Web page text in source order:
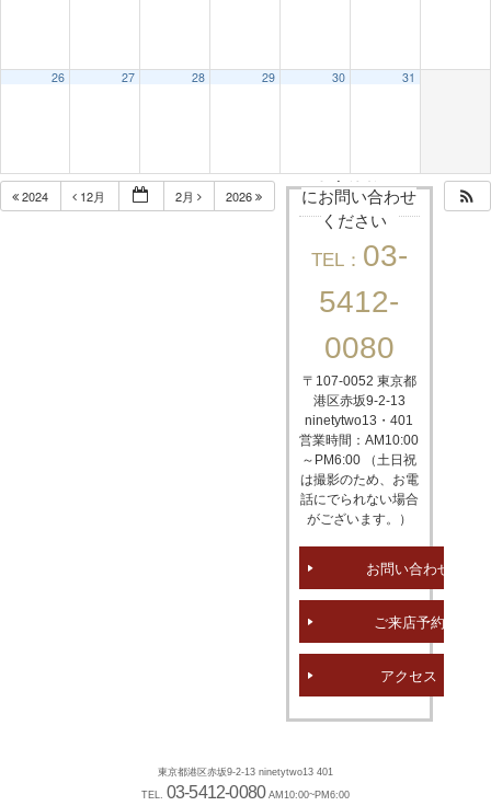
26 27 28 29 30 31
2024 12月 2月 2026
まずはお気軽
にお問い合わせ
ください
TEL： 03-
5412-
0080
〒107-0052 東京都
港区赤坂9-2-13
ninetytwo13・401
営業時間：AM10:00
～PM6:00 （土日祝
は撮影のため、お電
話にでられない場合
がございます。）
お問い合わせ
ご来店予約
アクセス
東京都港区赤坂9-2-13 ninetytwo13 401
TEL. 03-5412-0080 AM10:00~PM6:00